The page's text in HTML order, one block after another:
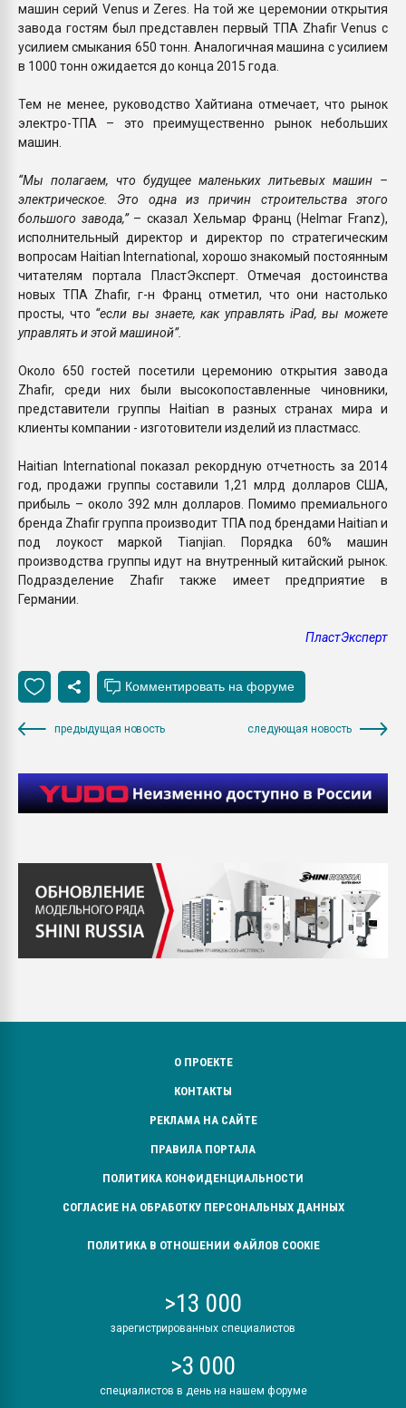
машин серий Venus и Zeres. На той же церемонии открытия
завода гостям был представлен первый ТПА Zhafir Venus с
усилием смыкания 650 тонн. Аналогичная машина с усилием
в 1000 тонн ожидается до конца 2015 года.
Тем не менее, руководство Хайтиана отмечает, что рынок
электро-ТПА – это преимущественно рынок небольших
машин.
“Мы полагаем, что будущее маленьких литьевых машин –
электрическое. Это одна из причин строительства этого
большого завода,”– сказал Хельмар Франц (Helmar Franz),
исполнительный директор и директор по стратегическим
вопросам Haitian International, хорошо знакомый постоянным
читателям портала ПластЭксперт. Отмечая достоинства
новых ТПА Zhafir, г-н Франц отметил, что они настолько
просты, что “если вы знаете, как управлять iPad, вы можете
управлять и этой машиной”.
Около 650 гостей посетили церемонию открытия завода
Zhafir, среди них были высокопоставленные чиновники,
представители группы Haitian в разных странах мира и
клиенты компании - изготовители изделий из пластмасс.
Haitian International показал рекордную отчетность за 2014
год, продажи группы составили 1,21 млрд долларов США,
прибыль – около 392 млн долларов. Помимо премиального
бренда Zhafir группа производит ТПА под брендами Haitian и
под лоукост маркой Tianjian. Порядка 60% машин
производства группы идут на внутренный китайский рынок.
Подразделение Zhafir также имеет предприятие в
Германии.
ПластЭксперт
предыдущая новость следующая новость
О ПРОЕКТЕ
КОНТАКТЫ
РЕКЛАМА НА САЙТЕ
ПРАВИЛА ПОРТАЛА
ПОЛИТИКА КОНФИДЕНЦИАЛЬНОСТИ
СОГЛАСИЕ НА ОБРАБОТКУ ПЕРСОНАЛЬНЫХ ДАННЫХ
ПОЛИТИКА В ОТНОШЕНИИ ФАЙЛОВ COOKIE
>13 000
зарегистрированных специалистов
>3 000
специалистов в день на нашем форуме